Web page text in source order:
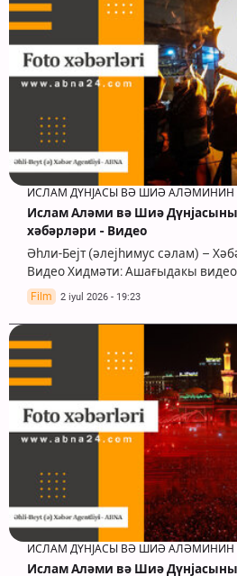
ИСЛАМ ДҮНЈАСЫ ВӘ ШИӘ АЛӘМИНИН
Ислам Аләми вә Шиә
хәбәрләри - Видео
Әһли-Бејт (әлејһимус сәлам) –
Видео Хидмәти: Ашағыдакы
Film 2 iyul 2026 - 19:23
ИСЛАМ ДҮНЈАСЫ ВӘ ШИӘ АЛӘМИНИН
Ислам Аләми вә Шиә